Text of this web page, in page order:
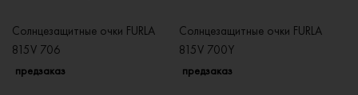
Солнцезащитные очки FURLA
815V 706
предзаказ
Солнцезащитные очки FURLA
815V 700Y
предзаказ